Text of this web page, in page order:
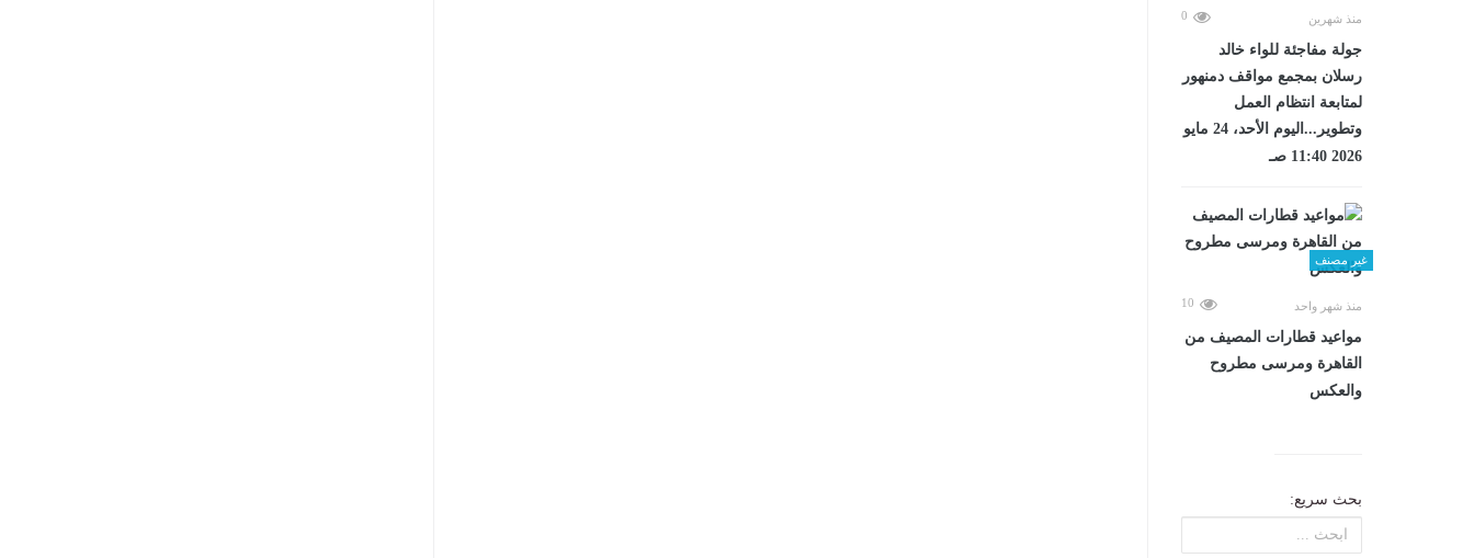
منذ شهرين 0
جولة مفاجئة للواء خالد
رسلان بمجمع مواقف دمنهور
لمتابعة انتظام العمل
وتطوير...اليوم الأحد، 24 مايو
2026 11:40 صـ
غير مصنف
منذ شهر واحد 10
مواعيد قطارات المصيف من
القاهرة ومرسى مطروح
والعكس
بحث سريع: